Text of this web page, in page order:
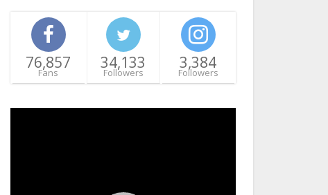
76,857
Fans
34,133
Followers
3,384
Followers